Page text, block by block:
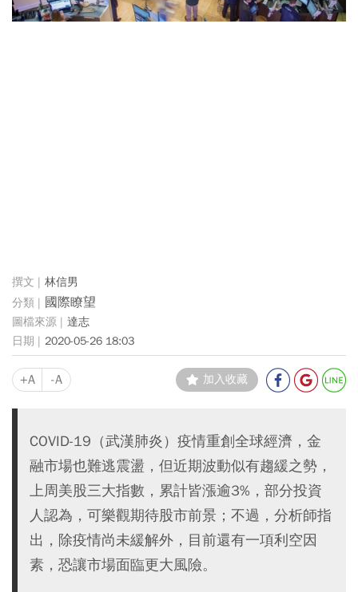
林信男
國際瞭望
達志
2020-05-26 18:03
+A -A 加入收藏
COVID-19（武漢肺炎）疫情重創全球經濟，金
融市場也難逃震盪，但近期波動似有趨緩之勢，
上周美股三大指數，累計皆漲逾3%，部分投資
人認為，可樂觀期待股市前景；不過，分析師指
出，除疫情尚未緩解外，目前還有一項利空因
素，恐讓市場面臨更大風險。